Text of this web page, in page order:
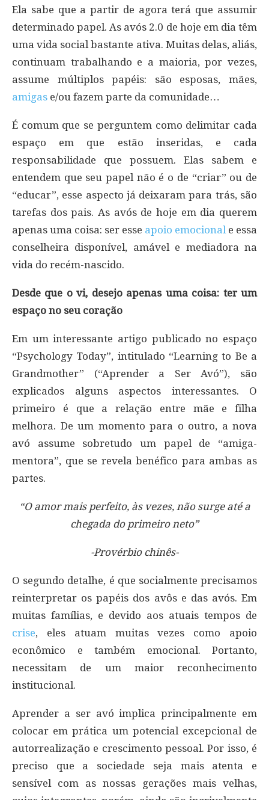
Ela sabe que a partir de agora terá que assumir
determinado papel. As avós 2.0 de hoje em dia têm
uma vida social bastante ativa. Muitas delas, aliás,
continuam trabalhando e a maioria, por vezes,
assume múltiplos papéis: são esposas, mães,
amigas e/ou fazem parte da comunidade…
É comum que se perguntem como delimitar cada
espaço em que estão inseridas, e cada
responsabilidade que possuem. Elas sabem e
entendem que seu papel não é o de “criar” ou de
“educar”, esse aspecto já deixaram para trás, são
tarefas dos pais. As avós de hoje em dia querem
apenas uma coisa: ser esse apoio emocional e essa
conselheira disponível, amável e mediadora na
vida do recém-nascido.
Desde que o vi, desejo apenas uma coisa: ter um
espaço no seu coração
Em um interessante artigo publicado no espaço
“Psychology Today”, intitulado “Learning to Be a
Grandmother” (“Aprender a Ser Avó”), são
explicados alguns aspectos interessantes. O
primeiro é que a relação entre mãe e filha
melhora. De um momento para o outro, a nova
avó assume sobretudo um papel de “amiga-
mentora”, que se revela benéfico para ambas as
partes.
“O amor mais perfeito, às vezes, não surge até a
chegada do primeiro neto”
-Provérbio chinês-
O segundo detalhe, é que socialmente precisamos
reinterpretar os papéis dos avôs e das avós. Em
muitas famílias, e devido aos atuais tempos de
crise, eles atuam muitas vezes como apoio
econômico e também emocional. Portanto,
necessitam de um maior reconhecimento
institucional.
Aprender a ser avó implica principalmente em
colocar em prática um potencial excepcional de
autorrealização e crescimento pessoal. Por isso, é
preciso que a sociedade seja mais atenta e
sensível com as nossas gerações mais velhas,